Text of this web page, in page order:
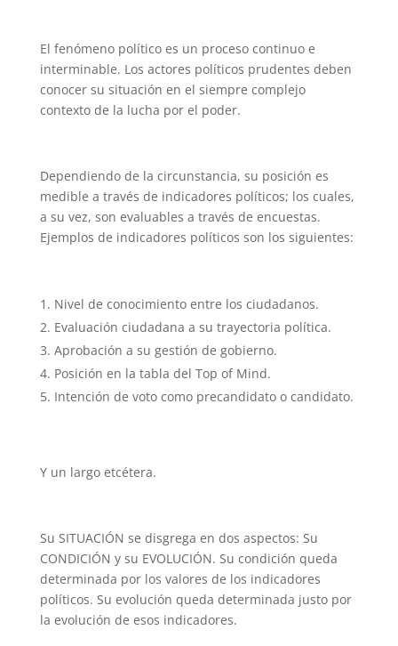
El fenómeno político es un proceso continuo e
interminable. Los actores políticos prudentes deben
conocer su situación en el siempre complejo
contexto de la lucha por el poder.
Dependiendo de la circunstancia, su posición es
medible a través de indicadores políticos; los cuales,
a su vez, son evaluables a través de encuestas.
Ejemplos de indicadores políticos son los siguientes:
Nivel de conocimiento entre los ciudadanos.
Evaluación ciudadana a su trayectoria política.
Aprobación a su gestión de gobierno.
Posición en la tabla del Top of Mind.
Intención de voto como precandidato o candidato.
Y un largo etcétera.
Su SITUACIÓN se disgrega en dos aspectos: Su
CONDICIÓN y su EVOLUCIÓN. Su condición queda
determinada por los valores de los indicadores
políticos. Su evolución queda determinada justo por
la evolución de esos indicadores.